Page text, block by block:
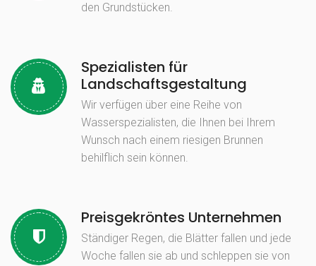
den Grundstücken.
Spezialisten für
Landschaftsgestaltung
Wir verfügen über eine Reihe von
Wasserspezialisten, die Ihnen bei Ihrem
Wunsch nach einem riesigen Brunnen
behilflich sein können.
Preisgekröntes Unternehmen
Ständiger Regen, die Blätter fallen und jede
Woche fallen sie ab und schleppen sie von